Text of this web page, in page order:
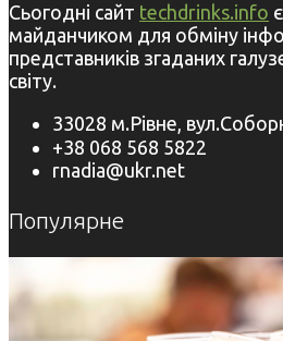
Сьогодні сайт techdrinks.info
майданчиком для обміну
представників згаданих
світу.
33028 м.Рівне,
+38 068 568 5822
rnadia@ukr.net
Популярне